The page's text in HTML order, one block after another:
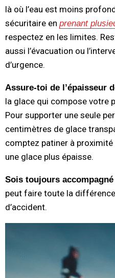
là où l’eau est moins
sécuritaire en prenant
respectez en les limites.
aussi l’évacuation ou
d’urgence.
Assure-toi de l’épaisseur
la glace qui compose votre
Pour supporter une seule
centimètres de glace
comptez patiner à proximité
une glace plus épaisse.
Sois toujours accompagné
peut faire toute la
d’accident.